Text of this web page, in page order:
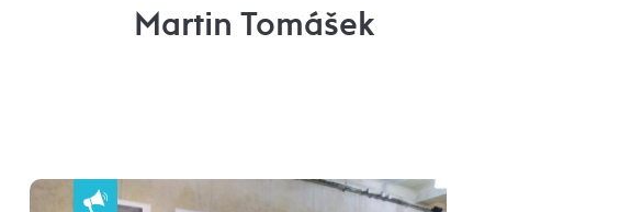
Martin Tomášek